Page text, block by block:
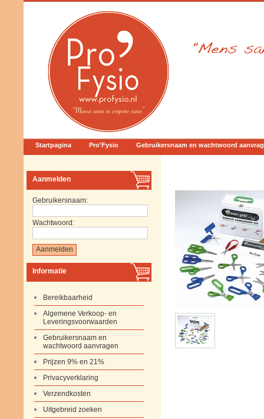
Startpagina Pro'Fysio Gebruikersnaam en wachtwoord
Aanmelden
Gebruikersnaam:
Wachtwoord:
Informatie
Bereikbaarheid
Algemene Verkoop- en
Leveringsvoorwaarden
Gebruikersnaam en
wachtwoord aanvragen
Prijzen 9% en 21%
Privacyverklaring
Verzendkosten
Uitgebreid zoeken